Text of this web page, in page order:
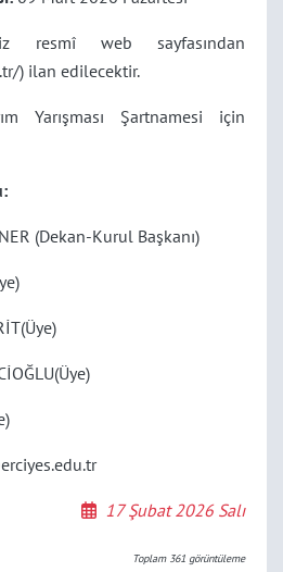
resmî web sayfasından
) ilan edilecektir.
Yarışması Şartnamesi için
(Dekan-Kurul Başkanı)
17 Şubat 2026 Salı
Toplam 361 görüntüleme